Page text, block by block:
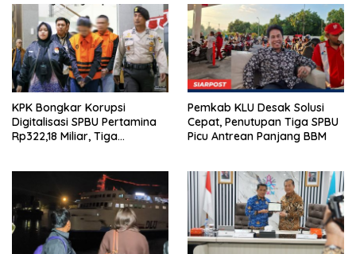
KPK Bongkar Korupsi
Digitalisasi SPBU Pertamina
Rp322,18 Miliar, Tiga
Pemkab KLU Desak Solusi
Cepat, Penutupan Tiga SPBU
Picu Antrean Panjang BBM